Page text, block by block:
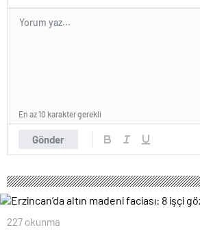
Gönder
En az 10 karakter gerekli
227 okunma